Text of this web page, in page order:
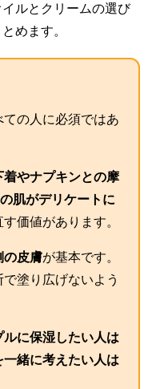
ルとクリームの選び
めます。
の人に必須ではあ
やナプキンとの摩
肌がデリケートに
価値があります。
の皮膚が基本です。
塗り広げないよう
に保湿したい人は
緒に考えたい人は